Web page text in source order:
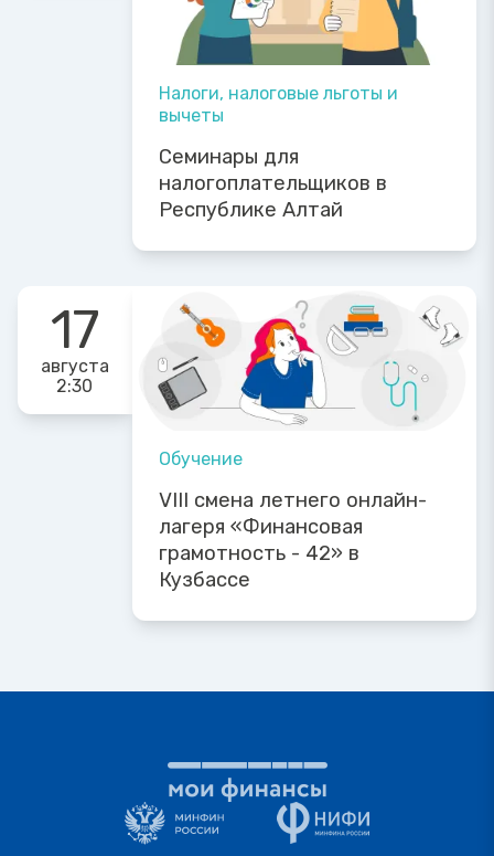
Налоги, налоговые льготы и
вычеты
Семинары для
налогоплательщиков в
Республике Алтай
17
августа
2:30
Обучение
VIII смена летнего онлайн-
лагеря «Финансовая
грамотность - 42» в
Кузбассе